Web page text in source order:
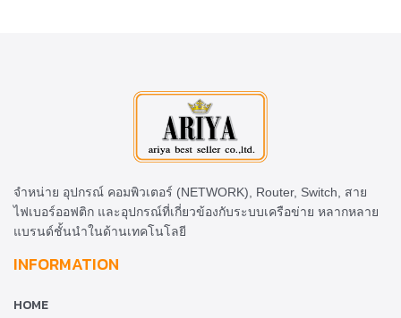
จำหน่าย อุปกรณ์ คอมพิวเตอร์ (NETWORK), Router, Switch, สาย
ไฟเบอร์ออฟติก และอุปกรณ์ที่เกี่ยวข้องกับระบบเครือข่าย หลากหลาย
แบรนด์ชั้นนำในด้านเทคโนโลยี
INFORMATION
HOME